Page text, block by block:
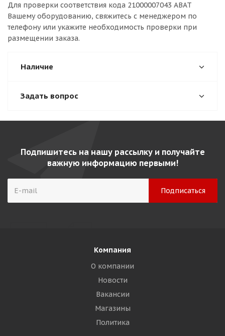
Для проверки соответствия кода 21000007043 ABAT
Вашему оборудованию, свяжитесь с менеджером по
телефону или укажите необходимость проверки при
размещении заказа.
Наличие
Задать вопрос
Подпишитесь на нашу рассылку и получайте
важную информацию первыми!
Компания
О компании
Новости
Вакансии
Магазины
Политика